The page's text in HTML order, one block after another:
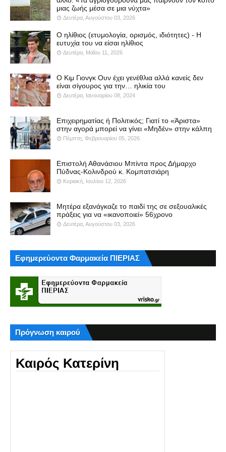
μιας ζωής μέσα σε μια νύχτα»
Δευτέρα, Αυγούστου 03, 2026
Ο ηλίθιος (ετυμολογία, ορισμός, ιδιότητες) - Η
ευτυχία του να είσαι ηλίθιος
Δευτέρα, Μαΐου 11, 2026
Ο Κιμ Γιονγκ Ουν έχει γενέθλια αλλά κανείς δεν
είναι σίγουρος για την… ηλικία του
Δευτέρα, Ιανουαρίου 08, 2024
Επιχειρηματίας ή Πολιτικός; Γιατί το «Άριστα»
στην αγορά μπορεί να γίνει «Μηδέν» στην κάλπη
Πέμπτη, Φεβρουαρίου 05, 2026
Επιστολή Αθανάσιου Μπίντα προς Δήμαρχο
Πύδνας-Κολινδρού κ. Κομπατσιάρη
Κυριακή, Ιουλίου 12, 2026
Μητέρα εξανάγκαζε το παιδί της σε σεξουαλικές
πράξεις για να «ικανοποιεί» 56χρονο
Δευτέρα, Αυγούστου 03, 2026
Εφημερεύοντα Φαρμακεία ΠΙΕΡΙΑΣ
Πρόγνωση καιρού
Καιρός Κατερίνη